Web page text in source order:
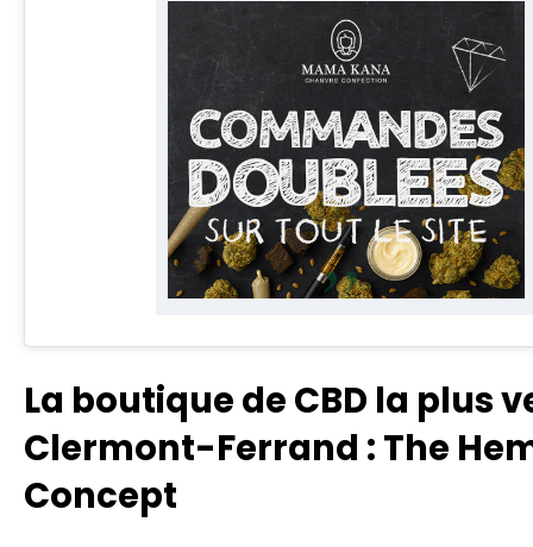
La boutique de CBD la plus
Clermont-Ferrand : The
Concept